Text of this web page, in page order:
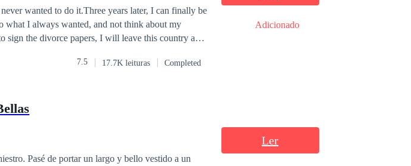
wanted to do it.Three years later, I can finally be
what I always wanted, and not think about my
sign the divorce papers, I will leave this country and
the one who isn't and never was my wife.Today, I
Is it possible to start having feelings for my
7.5 17.7K leituras Completed
Adicionado
Pasé de portar un largo y bello vestido a un
Ler